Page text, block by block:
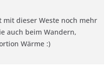
dieser Weste noch mehr
auch beim Wandern,
Wärme :)